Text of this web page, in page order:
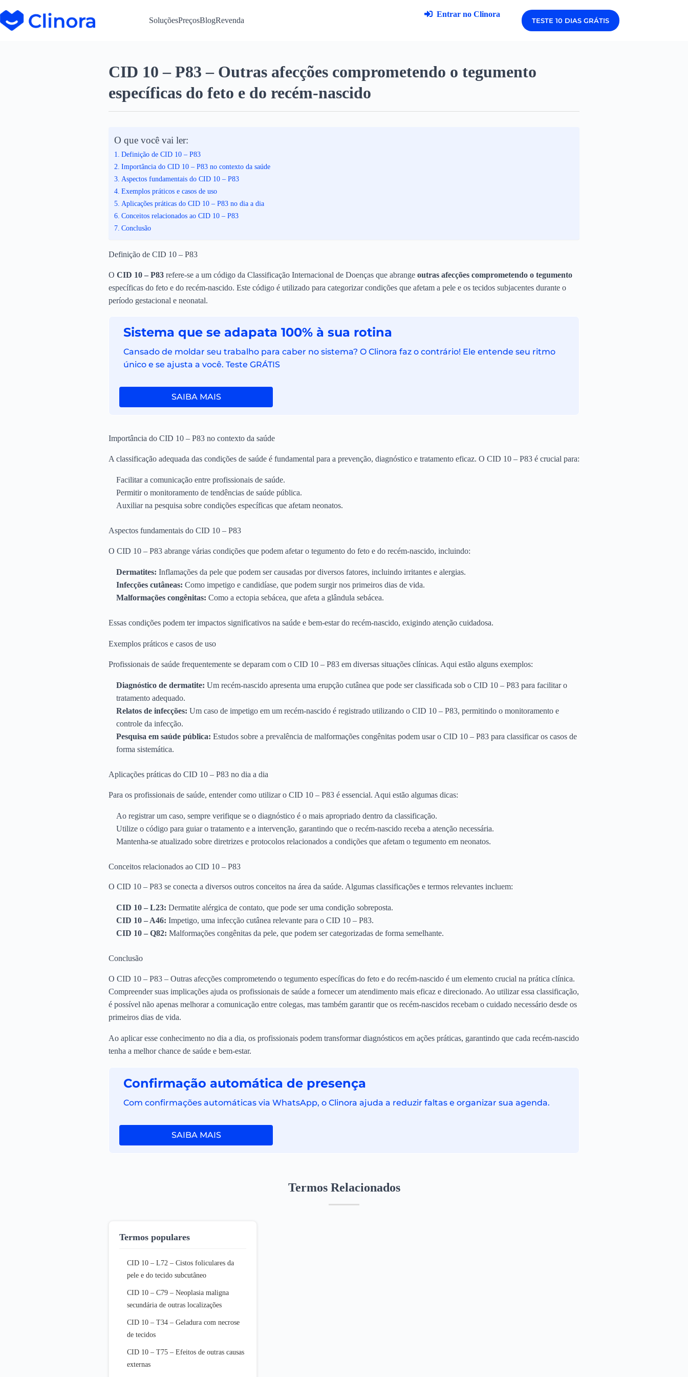
SoluçõesPreçosBlogRevenda
Entrar no Clinora
TESTE 10 DIAS GRÁTIS
CID 10 – P83 – Outras afecções comprometendo o tegumento
específicas do feto e do recém-nascido
O que você vai ler:
Definição de CID 10 – P83
Importância do CID 10 – P83 no contexto da saúde
Aspectos fundamentais do CID 10 – P83
Exemplos práticos e casos de uso
Aplicações práticas do CID 10 – P83 no dia a dia
Conceitos relacionados ao CID 10 – P83
Conclusão
Definição de CID 10 – P83
O CID 10 – P83 refere-se a um código da Classificação Internacional de Doenças que abrange outras afecções comprometendo o tegumento
específicas do feto e do recém-nascido. Este código é utilizado para categorizar condições que afetam a pele e os tecidos subjacentes durante o
período gestacional e neonatal.
Sistema que se adapata 100% à sua rotina
Cansado de moldar seu trabalho para caber no sistema? O Clinora faz o contrário! Ele entende seu ritmo
único e se ajusta a você. Teste GRÁTIS
SAIBA MAIS
Importância do CID 10 – P83 no contexto da saúde
A classificação adequada das condições de saúde é fundamental para a prevenção, diagnóstico e tratamento eficaz. O CID 10 – P83 é crucial para:
Facilitar a comunicação entre profissionais de saúde.
Permitir o monitoramento de tendências de saúde pública.
Auxiliar na pesquisa sobre condições específicas que afetam neonatos.
Aspectos fundamentais do CID 10 – P83
O CID 10 – P83 abrange várias condições que podem afetar o tegumento do feto e do recém-nascido, incluindo:
Dermatites: Inflamações da pele que podem ser causadas por diversos fatores, incluindo irritantes e alergias.
Infecções cutâneas: Como impetigo e candidíase, que podem surgir nos primeiros dias de vida.
Malformações congênitas: Como a ectopia sebácea, que afeta a glândula sebácea.
Essas condições podem ter impactos significativos na saúde e bem-estar do recém-nascido, exigindo atenção cuidadosa.
Exemplos práticos e casos de uso
Profissionais de saúde frequentemente se deparam com o CID 10 – P83 em diversas situações clínicas. Aqui estão alguns exemplos:
Diagnóstico de dermatite: Um recém-nascido apresenta uma erupção cutânea que pode ser classificada sob o CID 10 – P83 para facilitar o
tratamento adequado.
Relatos de infecções: Um caso de impetigo em um recém-nascido é registrado utilizando o CID 10 – P83, permitindo o monitoramento e
controle da infecção.
Pesquisa em saúde pública: Estudos sobre a prevalência de malformações congênitas podem usar o CID 10 – P83 para classificar os casos de
forma sistemática.
Aplicações práticas do CID 10 – P83 no dia a dia
Para os profissionais de saúde, entender como utilizar o CID 10 – P83 é essencial. Aqui estão algumas dicas:
Ao registrar um caso, sempre verifique se o diagnóstico é o mais apropriado dentro da classificação.
Utilize o código para guiar o tratamento e a intervenção, garantindo que o recém-nascido receba a atenção necessária.
Mantenha-se atualizado sobre diretrizes e protocolos relacionados a condições que afetam o tegumento em neonatos.
Conceitos relacionados ao CID 10 – P83
O CID 10 – P83 se conecta a diversos outros conceitos na área da saúde. Algumas classificações e termos relevantes incluem:
CID 10 – L23: Dermatite alérgica de contato, que pode ser uma condição sobreposta.
CID 10 – A46: Impetigo, uma infecção cutânea relevante para o CID 10 – P83.
CID 10 – Q82: Malformações congênitas da pele, que podem ser categorizadas de forma semelhante.
Conclusão
O CID 10 – P83 – Outras afecções comprometendo o tegumento específicas do feto e do recém-nascido é um elemento crucial na prática clínica.
Compreender suas implicações ajuda os profissionais de saúde a fornecer um atendimento mais eficaz e direcionado. Ao utilizar essa classificação,
é possível não apenas melhorar a comunicação entre colegas, mas também garantir que os recém-nascidos recebam o cuidado necessário desde os
primeiros dias de vida.
Ao aplicar esse conhecimento no dia a dia, os profissionais podem transformar diagnósticos em ações práticas, garantindo que cada recém-nascido
tenha a melhor chance de saúde e bem-estar.
Confirmação automática de presença
Com confirmações automáticas via WhatsApp, o Clinora ajuda a reduzir faltas e organizar sua agenda.
SAIBA MAIS
Termos Relacionados
Termos populares
CID 10 – L72 – Cistos foliculares da
pele e do tecido subcutâneo
CID 10 – C79 – Neoplasia maligna
secundária de outras localizações
CID 10 – T34 – Geladura com necrose
de tecidos
CID 10 – T75 – Efeitos de outras causas
externas